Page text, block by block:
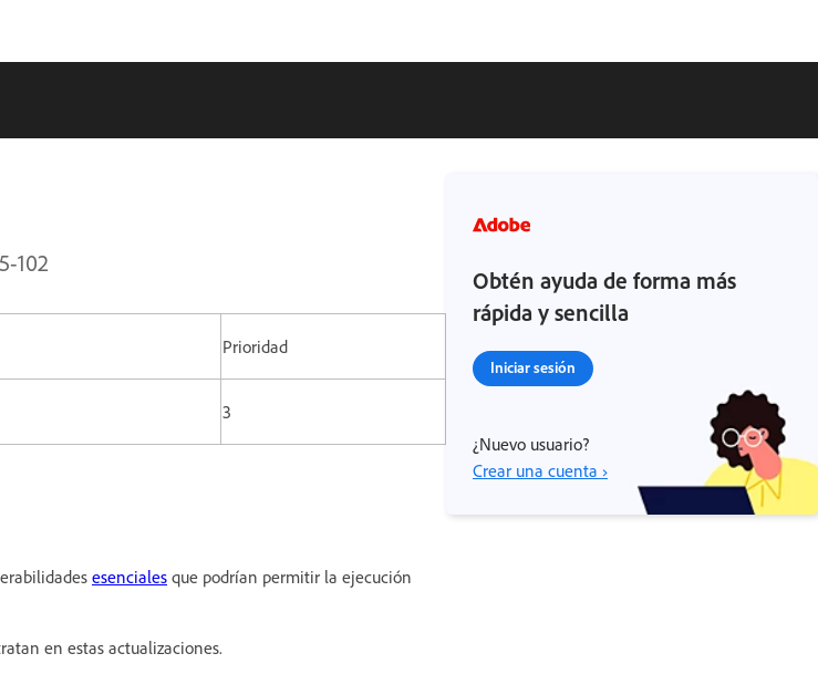
102
Prioridad
3
esenciales que podrían permitir la ejecución
en estas actualizaciones.
Obtén ayuda de forma más
rápida y sencilla
Iniciar sesión
¿Nuevo usuario?
Crear una cuenta ›